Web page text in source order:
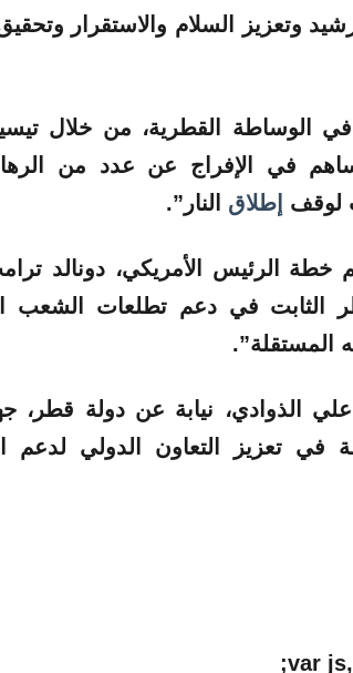
وتعزيز السلام والاستقرار
في الوساطة القطرية، من خلال
في الإفراج عن عدد من
لوقف إطلاق النار”.
الثابت في دعم تطلعات الشعب
المستقلة”.
الذوادي، نيابة عن دولة قطر،
في تعزيز التعاون الدولي
var